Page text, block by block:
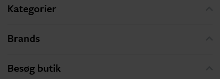
Kategorier
Brands
Besøg butik